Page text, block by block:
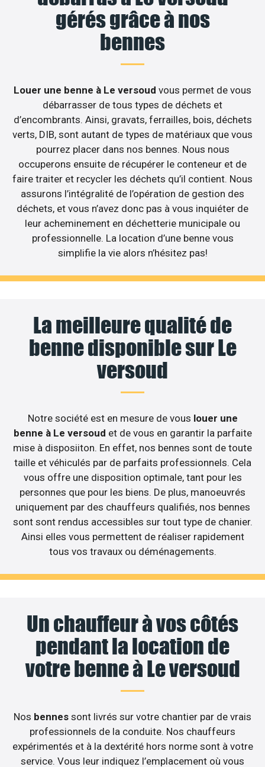
gérés grâce à nos
bennes
Louer une benne à Le versoud vous permet de vous
débarrasser de tous types de déchets et
d’encombrants. Ainsi, gravats, ferrailles, bois, déchets
verts, DIB, sont autant de types de matériaux que vous
pourrez placer dans nos bennes. Nous nous
occuperons ensuite de récupérer le conteneur et de
faire traiter et recycler les déchets qu’il contient. Nous
assurons l’intégralité de l’opération de gestion des
déchets, et vous n’avez donc pas à vous inquiéter de
leur acheminement en déchetterie municipale ou
professionnelle. La location d’une benne vous
simplifie la vie alors n’hésitez pas!
La meilleure qualité de
benne disponible sur Le
versoud
Notre société est en mesure de vous louer une
benne à Le versoud et de vous en garantir la parfaite
mise à disposiiton. En effet, nos bennes sont de toute
taille et véhiculés par de parfaits professionnels. Cela
vous offre une disposition optimale, tant pour les
personnes que pour les biens. De plus, manoeuvrés
uniquement par des chauffeurs qualifiés, nos bennes
sont sont rendus accessibles sur tout type de chanier.
Ainsi elles vous permettent de réaliser rapidement
tous vos travaux ou déménagements.
Un chauffeur à vos côtés
pendant la location de
votre benne à Le versoud
Nos bennes sont livrés sur votre chantier par de vrais
professionnels de la conduite. Nos chauffeurs
expérimentés et à la dextérité hors norme sont à votre
service. Vous leur indiquez l’emplacement où vous